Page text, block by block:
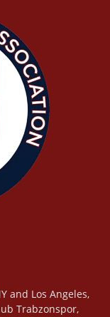
and Los Angeles,
Trabzonspor,